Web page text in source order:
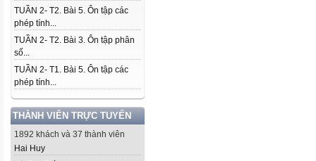
TUẦN 2- T2. Bài 5. Ôn tập các
phép tính...
TUẦN 2- T2. Bài 3. Ôn tập phân
số...
TUẦN 2- T1. Bài 5. Ôn tập các
phép tính...
THÀNH VIÊN TRỰC TUYẾN
1892 khách và 37 thành viên
Hai Huy